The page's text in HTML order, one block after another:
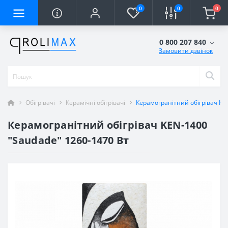
0 0 0
0 800 207 840
Замовити дзвінок
Обігрівачі Керамічні обігрівачі Керамогранітний обігрівач
Керамогранітний обігрівач KEN-1400
"Saudade" 1260-1470 Вт